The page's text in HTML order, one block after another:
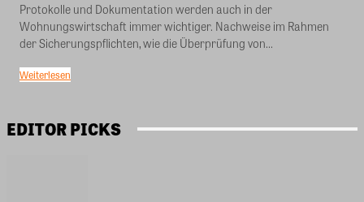
Protokolle und Dokumentation werden auch in der
Wohnungswirtschaft immer wichtiger. Nachweise im Rahmen
der Sicherungspflichten, wie die Überprüfung von...
Weiterlesen
EDITOR PICKS